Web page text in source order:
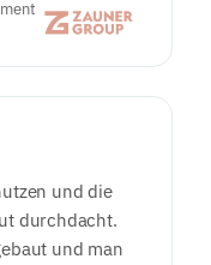
und die
durchdacht.
und man